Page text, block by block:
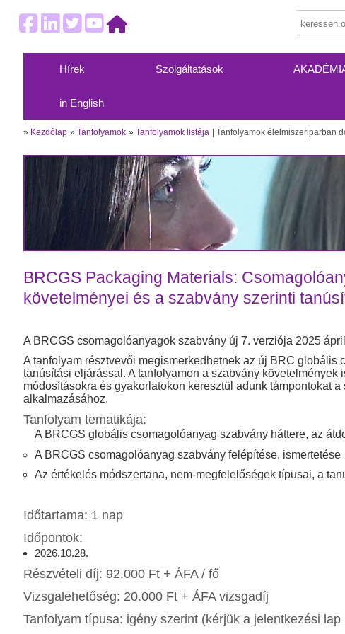
Hírek Szolgáltatások
in English
» Kezdőlap »Tanfolyamok »Tanfolyamok listája Tanfolyamok élelmiszeriparban
BRCGS Packaging Materials:
követelményei és a szabvány szerinti
A BRCGS csomagolóanyagok szabvány új 7. verziója 2025
A tanfolyam résztvevői megismerkedhetnek az új BRC
tanúsítási eljárással. A tanfolyamon a szabvány követelmények
módosításokra és gyakorlatokon keresztül adunk támpontokat
alkalmazásához.
Tanfolyam tematikája:
A BRCGS globális csomagolóanyag szabvány háttere, az
A BRCGS csomagolóanyag szabvány felépítése, ismertetése
Az értékelés módszertana, nem-megfelelőségek típusai, a
Időtartama: 1 nap
Időpontok:
2026.10.28.
Részvételi díj: 92.000 Ft + ÁFA / fő
Vizsgalehetőség: 20.000 Ft + ÁFA vizsgadíj
Tanfolyam típusa: igény szerint (kérjük a jelentkezési